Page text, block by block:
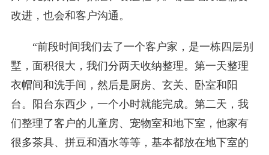
改进，也会和客户沟通。
“前段时间我们去了一个客户家，是一栋四层别
墅，面积很大，我们分两天收纳整理。第一天整理
衣帽间和洗手间，然后是厨房、玄关、卧室和阳
台。阳台东西少，一个小时就能完成。第二天，我
们整理了客户的儿童房、宠物室和地下室，他家有
很多茶具、拼豆和酒水等等，基本都放在地下室的